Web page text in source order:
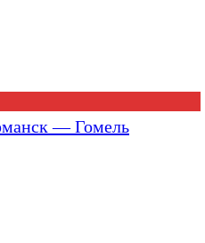
— Гомель